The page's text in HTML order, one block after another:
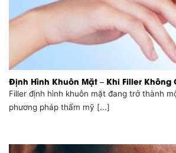
Định Hình Khuôn Mặt – Khi Filler Không
Filler định hình khuôn mặt đang trở thành
phương pháp thẩm mỹ [...]